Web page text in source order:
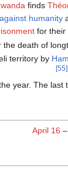
finds
humanity
for their
the death of
territory by
[55]
year. The last
April 16 –